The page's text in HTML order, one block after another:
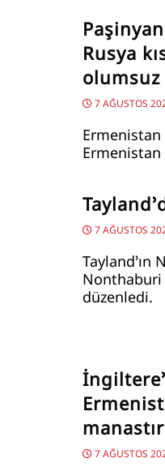
Rusya
7 AĞUSTOS
Ermenistan
7 AĞUSTOS
Nonthaburi
düzenledi.
7 AĞUSTOS